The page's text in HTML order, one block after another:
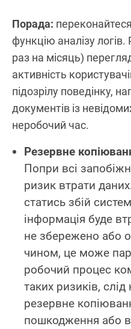
Порада:
функцію аналізу
раз на місяць)
активність
підозрілу поведінку,
документів із
неробочий час.
Резервне
Попри всі
ризик втрати
статись збій
інформація буде
не збережено або
чином, це може
робочий процес
таких ризиків,
резервне
пошкодження або